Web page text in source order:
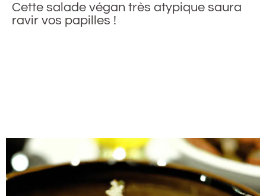
Cette salade végan très atypique saura
ravir vos papilles !